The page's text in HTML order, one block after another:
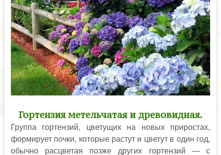
Гортензия метельчатая и древовидная.
Группа гортензий, цветущих на новых приростах,
формирует почки, которые растут и цветут в один год,
обычно расцветая позже других гортензий — с